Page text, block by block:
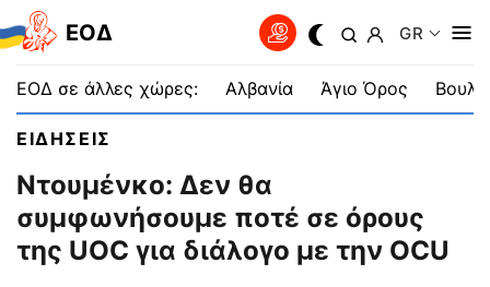
EOΔ GR
ΕΟΔ σε άλλες χώρες: Αλβανία Άγιο Όρος
ΕΙΔΗΣΕΙΣ
Ντουμένκο: Δεν θα
συμφωνήσουμε ποτέ σε όρους
της UOC για διάλογο με την OCU